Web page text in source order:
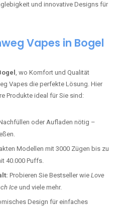
und innovative Designs für
Vapes in Bogel
, wo Komfort und Qualität
Vapes die perfekte Lösung. Hier
Produkte ideal für Sie sind:
oder Aufladen nötig –
Modellen mit 3000 Zügen bis zu
40.000 Puffs.
Probieren Sie Bestseller wie Love
Iceund viele mehr.
Design für einfaches